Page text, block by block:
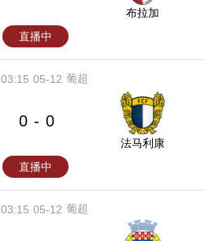
布拉加
直播中
05-12
03:15 葡超
0 - 0
法马利康
直播中
05-12
03:15 葡超